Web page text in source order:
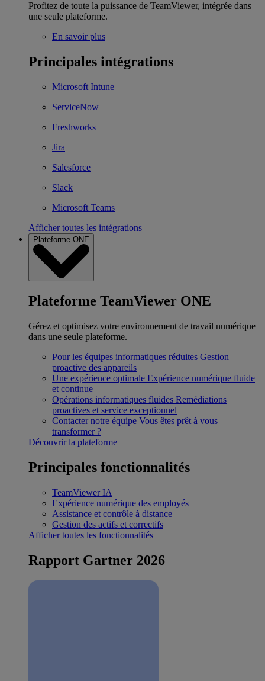
Profitez de toute la puissance de TeamViewer, intégrée dans
une seule plateforme.
En savoir plus
Principales intégrations
Microsoft Intune
ServiceNow
Freshworks
Jira
Salesforce
Slack
Microsoft Teams
Afficher toutes les intégrations
Plateforme ONE
Plateforme TeamViewer ONE
Gérez et optimisez votre environnement de travail numérique
dans une seule plateforme.
Pour les équipes informatiques réduites Gestion
proactive des appareils
Une expérience optimale Expérience numérique fluide
et continue
Opérations informatiques fluides Remédiations
proactives et service exceptionnel
Contacter notre équipe Vous êtes prêt à vous
transformer ?
Découvrir la plateforme
Principales fonctionnalités
TeamViewer IA
Expérience numérique des employés
Assistance et contrôle à distance
Gestion des actifs et correctifs
Afficher toutes les fonctionnalités
Rapport Gartner 2026